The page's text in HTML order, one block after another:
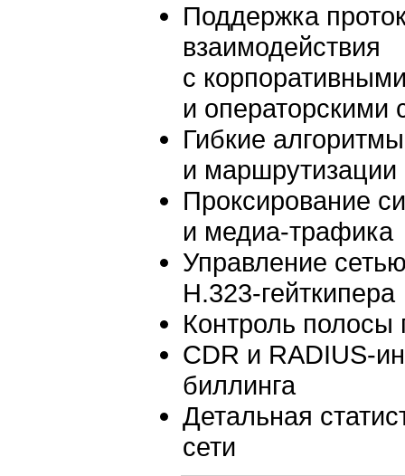
Поддержка
взаимодействия
с
и операторскими
Гибкие
и маршрутизации
Проксирование
и медиа-трафика
Управление
H.323-гейткипера
Контроль полосы
CDR и RADIUS-
биллинга
Детальная
сети